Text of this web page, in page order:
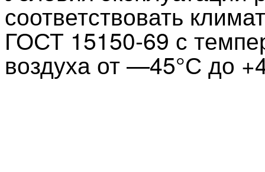
соответствовать
ГОСТ 15150-69 с
воздуха от —45°С до